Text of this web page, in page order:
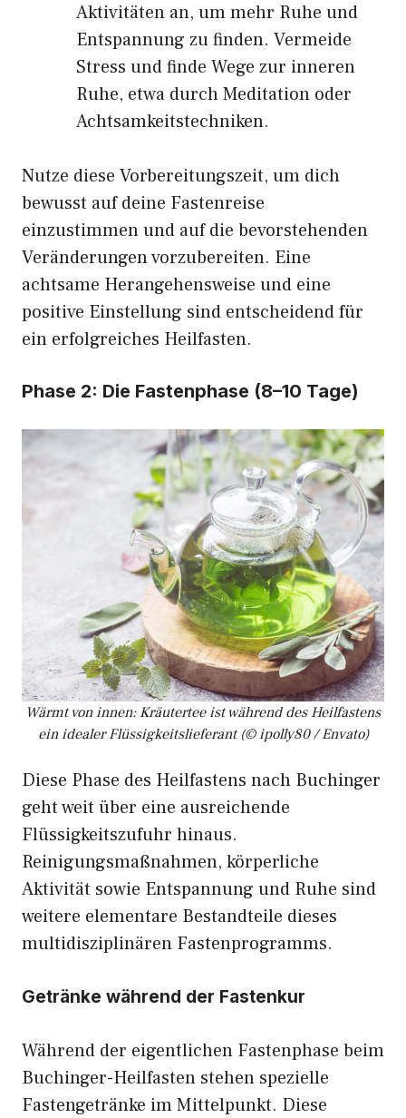
Aktivitäten an, um mehr Ruhe und
Entspannung zu finden. Vermeide
Stress und finde Wege zur inneren
Ruhe, etwa durch Meditation oder
Achtsamkeitstechniken.
Nutze diese Vorbereitungszeit, um dich
bewusst auf deine Fastenreise
einzustimmen und auf die bevorstehenden
Veränderungen vorzubereiten. Eine
achtsame Herangehensweise und eine
positive Einstellung sind entscheidend für
ein erfolgreiches Heilfasten.
Phase 2: Die Fastenphase (8–10 Tage)
Wärmt von innen: Kräutertee ist während des Heilfastens
ein idealer Flüssigkeitslieferant (© ipolly80 / Envato)
Diese Phase des Heilfastens nach Buchinger
geht weit über eine ausreichende
Flüssigkeitszufuhr hinaus.
Reinigungsmaßnahmen, körperliche
Aktivität sowie Entspannung und Ruhe sind
weitere elementare Bestandteile dieses
multidisziplinären Fastenprogramms.
Getränke während der Fastenkur
Während der eigentlichen Fastenphase beim
Buchinger-Heilfasten stehen spezielle
Fastengetränke im Mittelpunkt. Diese